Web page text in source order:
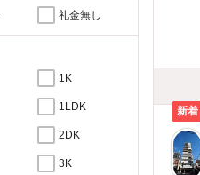
礼金無し
1K
1LDK
2DK
3K
新着